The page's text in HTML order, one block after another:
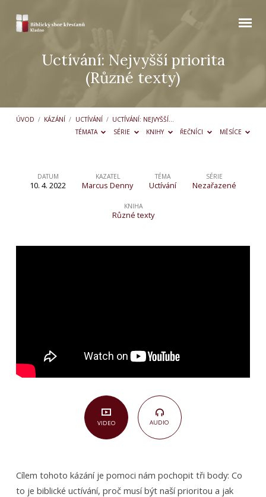
Uctívání: Nejvyšší priorita
(Různé texty)
ÚVOD / KÁZÁNÍ / UCTÍVÁNÍ / UCTÍVÁNÍ: NEJVYŠŠÍ…
TÉMATA
SÉRIE KNIHY ŘEČNÍCI MĚSÍCE
Uctívání:
(Různé
DATUM
10. 4. 2022
KAZATEL
Marcus Denny
TÉMA
Uctívání
SÉRIE
Nezařazené
KNIHA
Různé texty
VIDEO AUDIO
Cílem tohoto kázání je pomoci nám pochopit tři body: Co
to je biblické uctívání, proč musí být naší prioritou a jak